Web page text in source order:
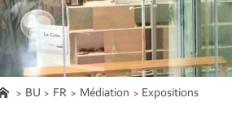
BU FR Médiation Expositions